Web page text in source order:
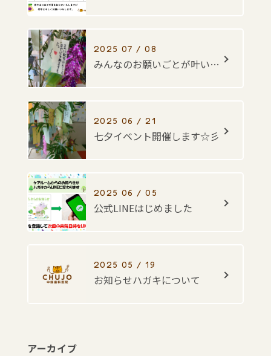
2025 07 / 08
みんなのお願いごとが叶いますように・・・☆彡
2025 06 / 21
七夕イベント開催します☆彡
2025 06 / 05
公式LINEはじめました
2025 05 / 19
お知らせハガキについて
アーカイブ